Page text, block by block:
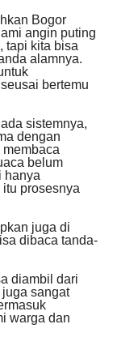
Bogor
angin puting
tapi kita bisa
alamnya.
bertemu
sistemnya,
dengan
membaca
belum
hanya
prosesnya
juga di
dibaca tanda-
diambil dari
sangat
warga dan